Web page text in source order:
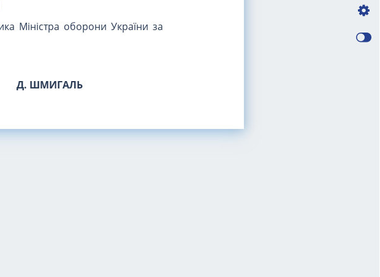
Міністра оборони України за
Д. ШМИГАЛЬ